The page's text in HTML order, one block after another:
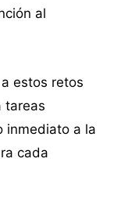
al
estos retos
tareas
inmediato a la
cada